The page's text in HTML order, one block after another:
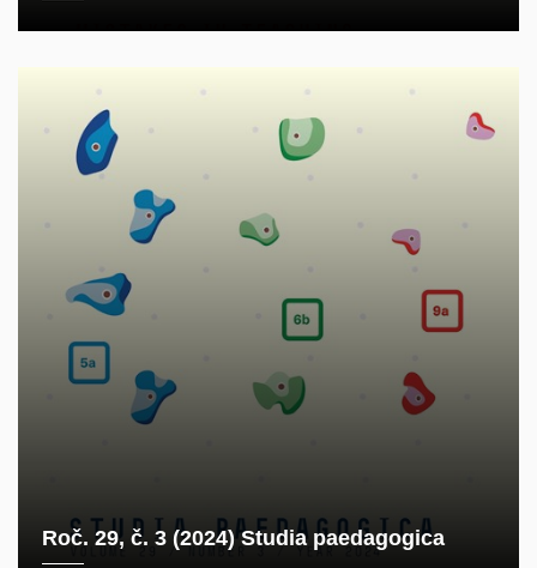
Roč. 29, č. 3 (2024) Studia paedagogica